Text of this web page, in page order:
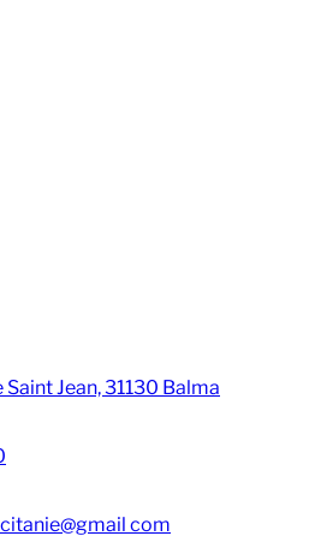
Saint Jean, 31130 Balma
com